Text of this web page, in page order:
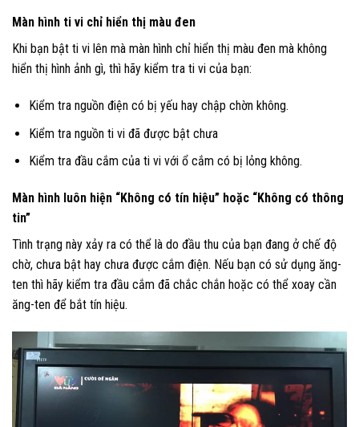
Màn hình ti vi chỉ hiển thị màu đen
Khi bạn bật ti vi lên mà màn hình chỉ hiển thị màu đen mà không
hiển thị hình ảnh gì, thì hãy kiểm tra ti vi của bạn:
Kiểm tra nguồn điện có bị yếu hay chập chờn không.
Kiểm tra nguồn ti vi đã được bật chưa
Kiểm tra đầu cắm của ti vi với ổ cắm có bị lỏng không.
Màn hình luôn hiện “Không có tín hiệu” hoặc “Không có thông
tin”
Tình trạng này xảy ra có thể là do đầu thu của bạn đang ở chế độ
chờ, chưa bật hay chưa được cắm điện. Nếu bạn có sử dụng ăng-
ten thì hãy kiểm tra đầu cắm đã chắc chắn hoặc có thể xoay cần
ăng-ten để bắt tín hiệu.